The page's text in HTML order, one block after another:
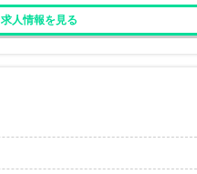
求人情報を見る